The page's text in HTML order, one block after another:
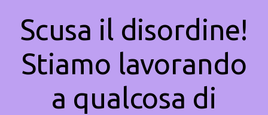
Scusa il disordine!
Stiamo lavorando
a qualcosa di